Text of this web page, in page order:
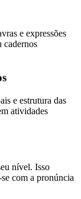
e expressões
cadernos
e estrutura das
atividades
nível. Isso
com a pronúncia